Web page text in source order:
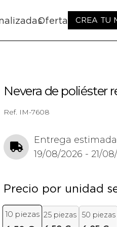
Oferta CREA TU
Nevera de poliéster
Ref. IM-7608
Entrega
19/08/2026 - 21/
Precio por unidad
10 piezas 25 piezas 50 piezas